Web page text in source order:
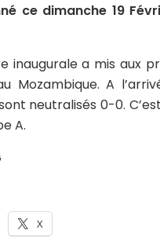
ce dimanche 19
inaugurale a mis aux
Mozambique. A
neutralisés 0-0.
A.
X